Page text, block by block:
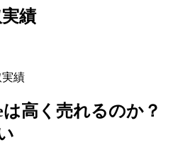
績
高く売れるのか？